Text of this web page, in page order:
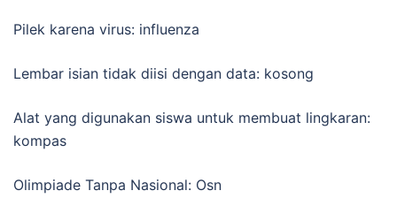
Pilek karena virus: influenza
Lembar isian tidak diisi dengan data: kosong
Alat yang digunakan siswa untuk membuat lingkaran:
kompas
Olimpiade Tanpa Nasional: Osn